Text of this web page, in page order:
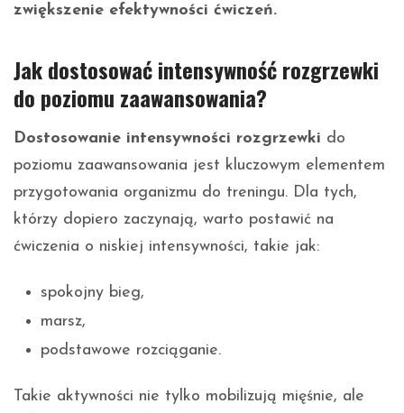
zwiększenie efektywności ćwiczeń.
Jak dostosować intensywność rozgrzewki
do poziomu zaawansowania?
Dostosowanie intensywności rozgrzewki do
poziomu zaawansowania jest kluczowym elementem
przygotowania organizmu do treningu. Dla tych,
którzy dopiero zaczynają, warto postawić na
ćwiczenia o niskiej intensywności, takie jak:
spokojny bieg,
marsz,
podstawowe rozciąganie.
Takie aktywności nie tylko mobilizują mięśnie, ale